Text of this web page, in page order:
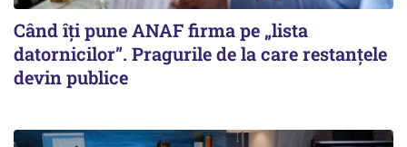
Când îți pune ANAF firma pe „lista
datornicilor”. Pragurile de la care restanțele
devin publice